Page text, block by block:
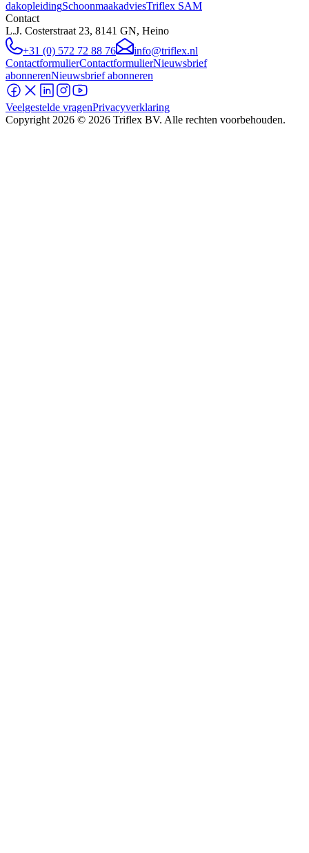
dakopleidingSchoonmaakadviesTriflex SAM
Contact
L.J. Costerstraat 23, 8141 GN, Heino
+31 (0) 572 72 88 76
info@triflex.nl
ContactformulierContactformulierNieuwsbrief
abonnerenNieuwsbrief abonneren
Veelgestelde vragenPrivacyverklaring
Copyright 2026 © 2026 Triflex BV. Alle rechten voorbehouden.